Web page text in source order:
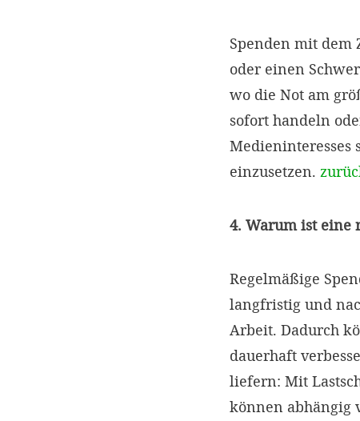
Spenden mit dem
oder einen
wo die Not am
sofort handeln
Medieninteresses
einzusetzen.
4. Warum ist eine
Regelmäßige
langfristig und
Arbeit. Dadurch
dauerhaft
liefern: Mit
können abhängig